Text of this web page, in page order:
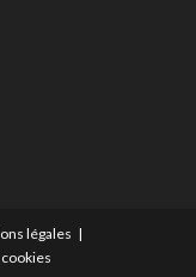
légales